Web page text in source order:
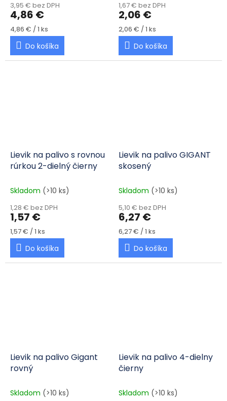
3,95 € bez DPH
4,86 €
Jednotková cena:
4,86 € / 1 ks
Do košíka
1,67 € bez DPH
2,06 €
Jednotková cena:
2,06 € / 1 ks
Do košíka
Lievik na palivo s rovnou
rúrkou 2-dielný čierny
Skladom (>10 ks)
1,28 € bez DPH
1,57 €
Jednotková cena:
1,57 € / 1 ks
Do košíka
Lievik na palivo GIGANT
skosený
Skladom (>10 ks)
5,10 € bez DPH
6,27 €
Jednotková cena:
6,27 € / 1 ks
Do košíka
Lievik na palivo Gigant
rovný
Skladom (>10 ks)
Lievik na palivo 4-dielny
čierny
Skladom (>10 ks)